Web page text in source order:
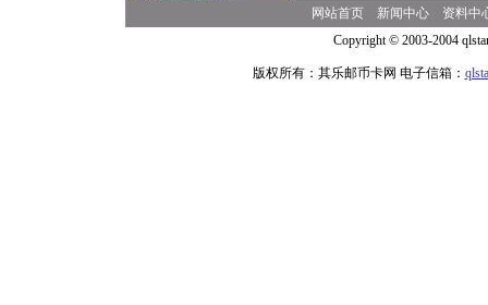
网站首页 新闻中心
资料中
Copyright © 2003-2004
版权所有：其乐邮币卡网 电子信箱：